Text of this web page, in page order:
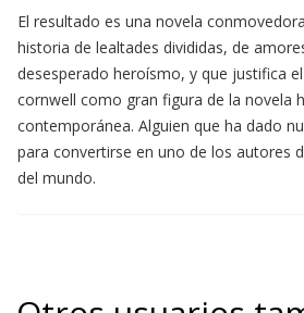
El resultado es una novela
historia de lealtades divididas, de
desesperado heroísmo, y que justifica
cornwell como gran figura de la novela
contemporánea. Alguien que ha dado
para convertirse en uno de los autores
del mundo.